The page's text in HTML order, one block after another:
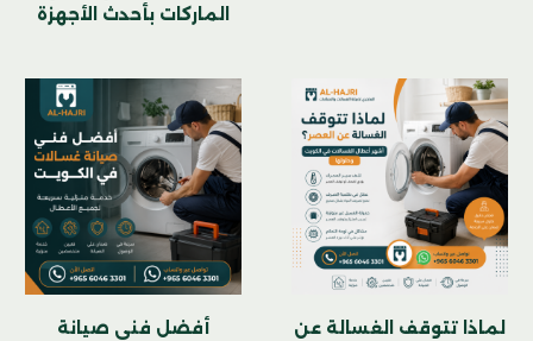
الماركات بأحدث الأجهزة
لماذا تتوقف الغسالة عن
أفضل فني صيانة